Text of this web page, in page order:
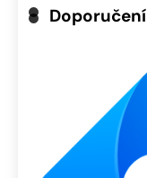
Doporučení